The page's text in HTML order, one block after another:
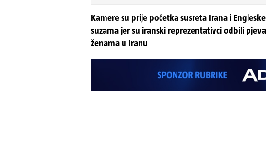
Kamere su prije početka susreta Irana i
suzama jer su iranski reprezentativci odbili
ženama u Iranu